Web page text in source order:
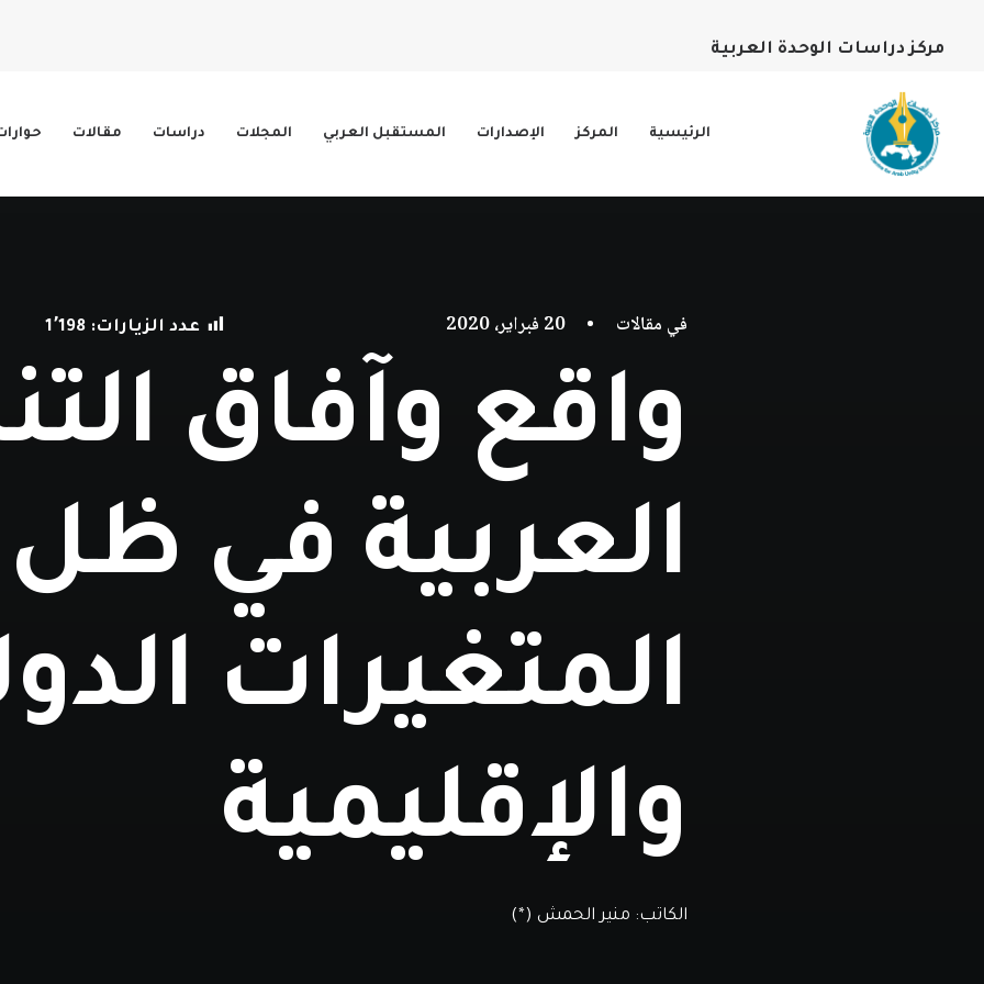
مركز دراسات الوحدة العربية
الرئيسية المركز الإصدارات المستقبل العربي المجلات دراسات مقالات
في مقالات • 20 فبراير، 2020 عدد الزيارات: 1٬198
واقع وآفاق
العربية في ظل
المتغيرات
والإقليمية
الكاتب: منير الحمش (*)